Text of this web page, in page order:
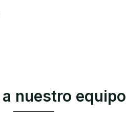
nuestro equipo